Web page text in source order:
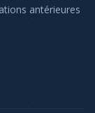
antérieures